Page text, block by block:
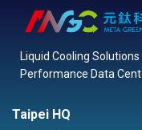
Liquid Cooling
Performance Data
Taipei HQ